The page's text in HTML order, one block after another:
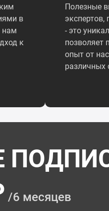
в
нам
к
Полезные
экспертов,
- это
позволяет
опыт от
различных
/6 месяцев